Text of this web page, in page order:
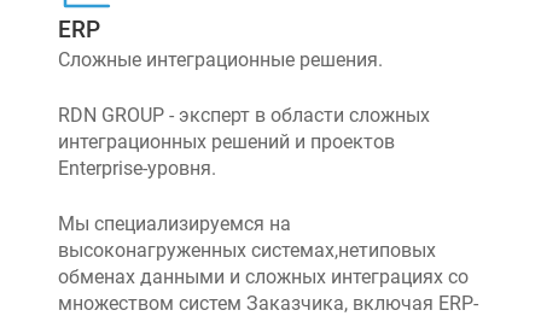
ERP
Сложные интеграционные решения.
RDN GROUP - эксперт в области сложных
интеграционных решений и проектов
Enterprise-уровня.
Мы специализируемся на
высоконагруженных системах,нетиповых
обменах данными и сложных интеграциях со
множеством систем Заказчика, включая ERP-